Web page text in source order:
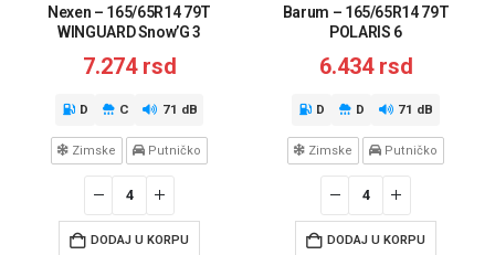
Nexen – 165/65R14 79T
WINGUARD Snow’G 3
7.274 rsd
D C 71 dB
Zimske Putničko
DODAJ U KORPU
Barum – 165/65R14 79T
POLARIS 6
6.434 rsd
D D 71 dB
Zimske Putničko
DODAJ U KORPU